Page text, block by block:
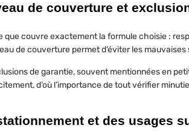
de couverture et
que couvre exactement la formule choisie :
de couverture permet d’éviter les
de garantie, souvent mentionnées en
d’où l’importance de tout vérifier
et des usages